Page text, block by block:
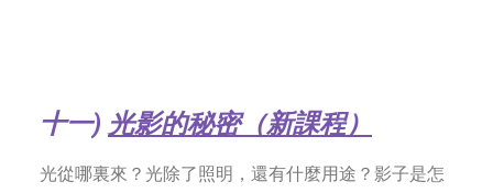
十一) 光影的秘密（新課程）
光從哪裏來？光除了照明，還有什麼用途？影子是怎